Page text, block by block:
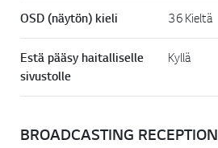
OSD (näytön) kieli 36 Kieltä
Estä pääsy haitalliselle
sivustolle
Kyllä
BROADCASTING RECEPTION